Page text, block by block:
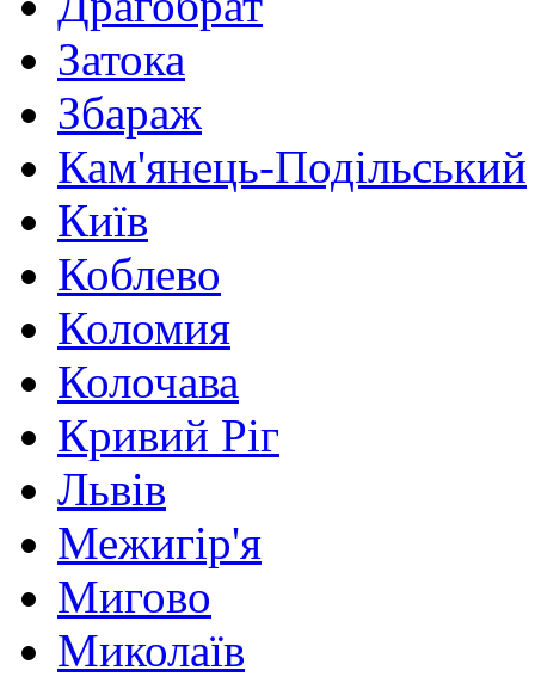
Затока
Збараж
Кам'янець-Подільський
Київ
Коблево
Коломия
Колочава
Кривий Ріг
Львів
Межигір'я
Мигово
Миколаїв